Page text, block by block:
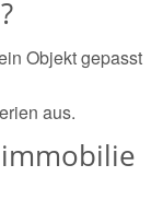
Objekt gepasst
aus.